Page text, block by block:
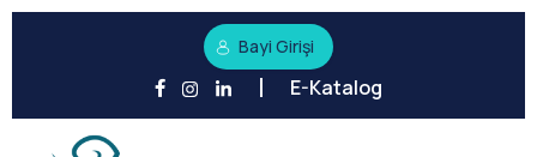
Bayi Girişi
E-Katalog